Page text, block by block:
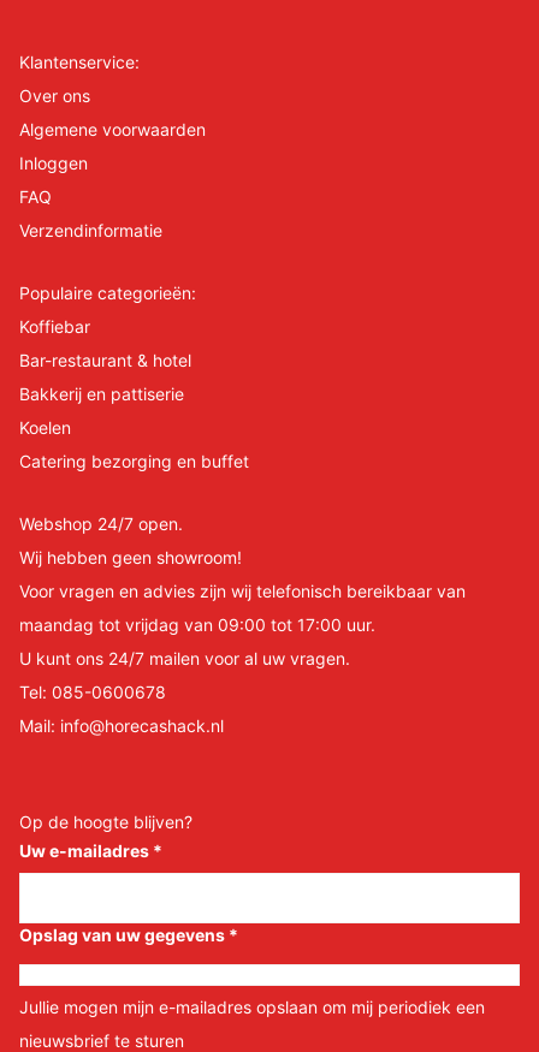
Klantenservice:
Over ons
Algemene voorwaarden
Inloggen
FAQ
Verzendinformatie
Populaire categorieën:
Koffiebar
Bar-restaurant & hotel
Bakkerij en pattiserie
Koelen
Catering bezorging en buffet
Webshop 24/7 open.
Wij hebben geen showroom!
Voor vragen en advies zijn wij telefonisch bereikbaar van
maandag tot vrijdag van 09:00 tot 17:00 uur.
U kunt ons 24/7 mailen voor al uw vragen.
Tel: 085-0600678
Mail: info@horecashack.nl
Op de hoogte blijven?
Uw e-mailadres *
Opslag van uw gegevens *
Jullie mogen mijn e-mailadres opslaan om mij periodiek een
nieuwsbrief te sturen